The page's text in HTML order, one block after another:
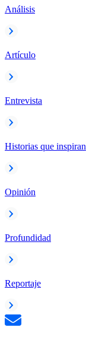
Análisis
Artículo
Entrevista
Historias que inspiran
Opinión
Profundidad
Reportaje